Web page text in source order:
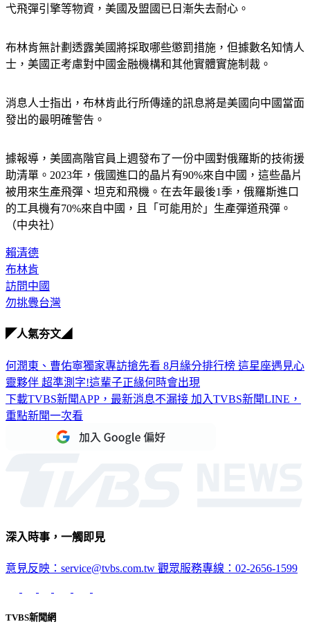
弋飛彈引擎等物資，美國及盟國已日漸失去耐心。
布林肯無計劃透露美國將採取哪些懲罰措施，但據數名知情人
士，美國正考慮對中國金融機構和其他實體實施制裁。
消息人士指出，布林肯此行所傳達的訊息將是美國向中國當面
發出的最明確警告。
據報導，美國高階官員上週發布了一份中國對俄羅斯的技術援
助清單。2023年，俄國進口的晶片有90%來自中國，這些晶片
被用來生產飛彈、坦克和飛機。在去年最後1季，俄羅斯進口
的工具機有70%來自中國，且「可能用於」生產彈道飛彈。
（中央社）
賴清德
布林肯
訪問中國
勿挑釁台灣
◤人氣夯文◢
何潤東、曹佑寧獨家專訪搶先看 8月緣分排行榜 這星座遇見心
靈夥伴 超準測字!這輩子正緣何時會出現
下載TVBS新聞APP，最新消息不漏接 加入TVBS新聞LINE，
重點新聞一次看
深入時事，一觸即見
意見反映：service@tvbs.com.tw 觀眾服務專線：02-2656-1599
TVBS新聞網